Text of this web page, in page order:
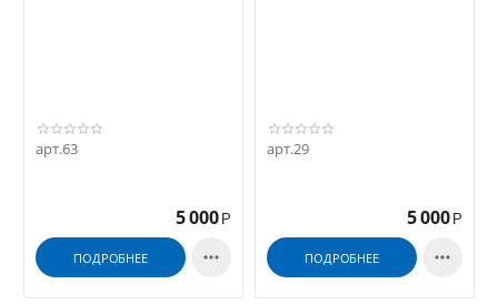
арт.63
5 000 Р
ПОДРОБНЕЕ 
арт.29
5 000 Р
ПОДРОБНЕЕ 